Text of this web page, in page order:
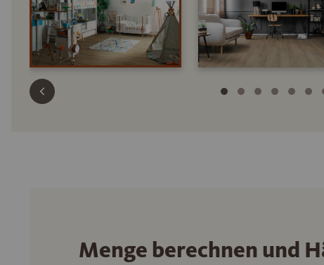
Menge berechnen und